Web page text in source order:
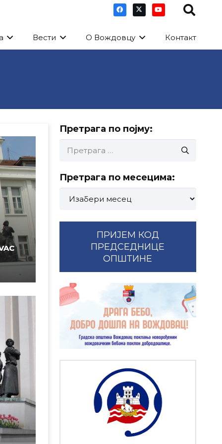
Вести О Вождовцу Контакт
Претрага по појму:
за:
Претрага по месецима:
ПРИЈЕМ КОД
ПРЕДСЕДНИЦЕ
ОПШТИНЕ